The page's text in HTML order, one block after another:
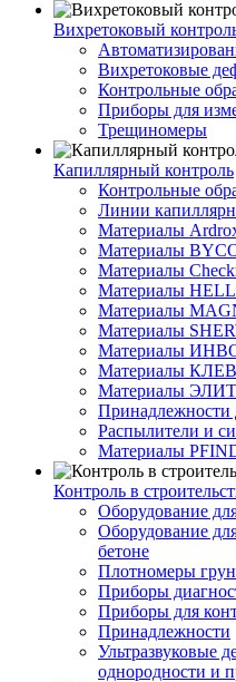
Вихретоковый
Вихретоковые
Контрольные
Приборы для
Трещиномеры
Капиллярный контроль
Контрольные
Линии
Материалы
Материалы
Материалы
Материалы
Материалы
Материалы
Материалы
Материалы
Материалы
Распылители и
Материалы
Контроль в
Оборудование
Оборудование
бетоне
Плотномеры
Приборы
Приборы для
Принадлежности
Ультразвуковые
однородности и